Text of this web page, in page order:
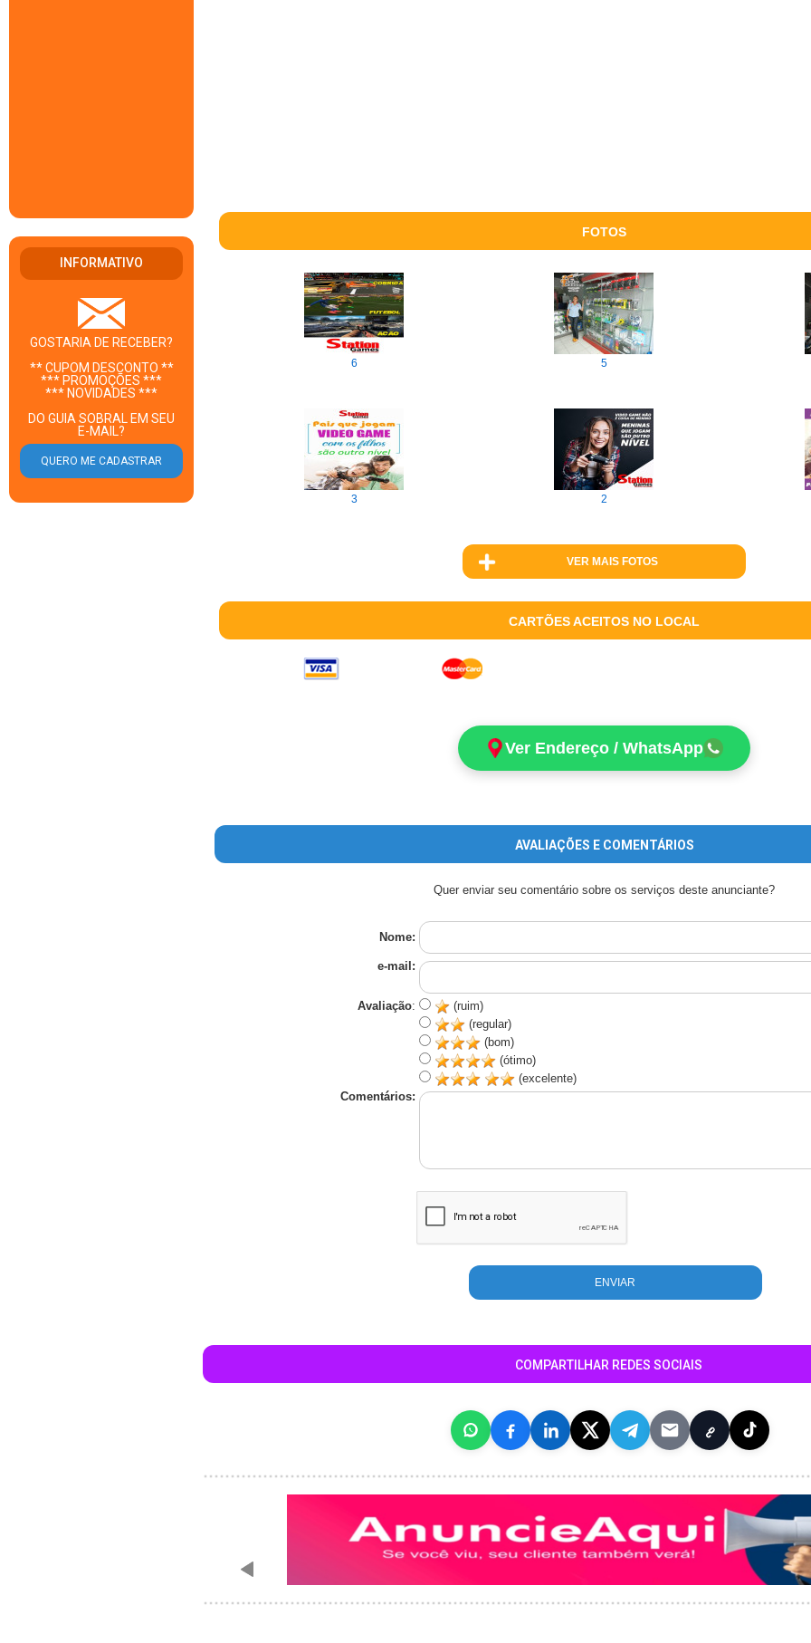
INFORMATIVO
GOSTARIA DE RECEBER?
** CUPOM DESCONTO **
*** PROMOÇÕES ***
*** NOVIDADES ***
DO GUIA SOBRAL EM SEU
E-MAIL?
FOTOS
6 5
3 2
VER MAIS FOTOS
CARTÕES ACEITOS NO LOCAL
Ver Endereço / WhatsApp
AVALIAÇÕES E COMENTÁRIOS
Quer enviar seu comentário sobre os serviços deste anunciante?
Nome:
e-mail:
Avaliação:
(ruim)
(regular)
(bom)
(ótimo)
(excelente)
Comentários:
COMPARTILHAR REDES SOCIAIS